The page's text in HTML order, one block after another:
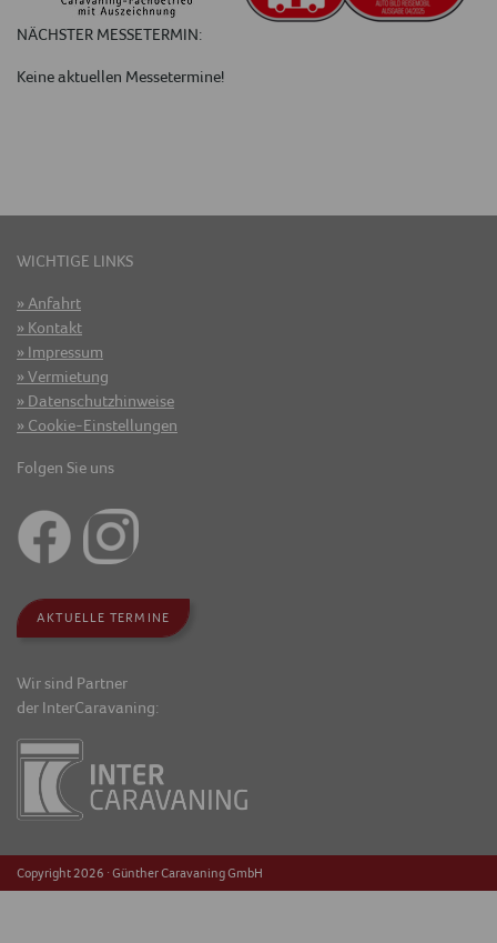
NÄCHSTER MESSETERMIN:
Keine aktuellen Messetermine!
WICHTIGE LINKS
Anfahrt
Kontakt
Impressum
Vermietung
Datenschutzhinweise
Cookie-Einstellungen
Folgen Sie uns
AKTUELLE TERMINE
Wir sind Partner
der InterCaravaning:
Copyright 2026 · Günther Caravaning GmbH